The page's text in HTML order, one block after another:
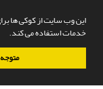
این وب سایت از کوکی ها
خدمات استفاده می کند.
سامانه مدیریت نشریات